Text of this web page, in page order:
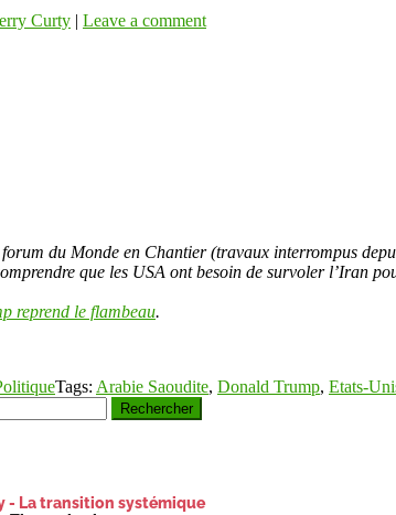
Curty Leave a comment
du Monde en Chantier (travaux interrompus
que les USA ont besoin de survoler l’Iran
reprend le flambeau.
Tags: Arabie Saoudite, Donald Trump, Etats-
- La transition systémique